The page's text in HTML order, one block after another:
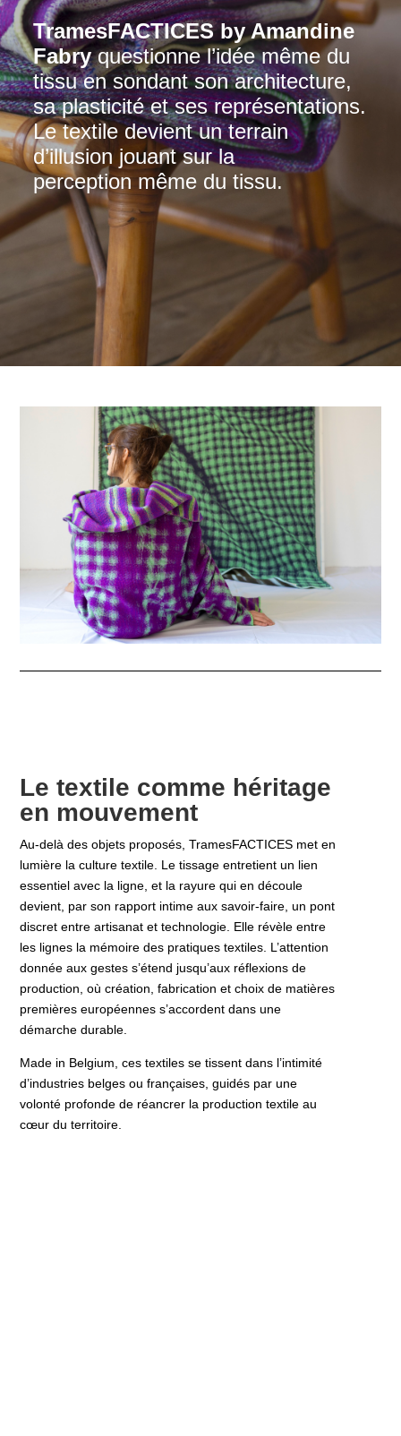
TramesFACTICES by Amandine
Fabryquestionne l’idée même du
tissu en sondant son architecture,
sa plasticité et ses représentations.
Le textile devient un terrain
d’illusion jouant sur la
perception même du tissu.
Le textile comme héritage
en mouvement
Au-delà des objets proposés, TramesFACTICES met en
lumière la culture textile. Le tissage entretient un lien
essentiel avec la ligne, et la rayure qui en découle
devient, par son rapport intime aux savoir-faire, un pont
discret entre artisanat et technologie. Elle révèle entre
les lignes la mémoire des pratiques textiles. L’attention
donnée aux gestes s’étend jusqu’aux réflexions de
production, où création, fabrication et choix de matières
premières européennes s’accordent dans une
démarche durable.
Made in Belgium, ces textiles se tissent dans l’intimité
d’industries belges ou françaises, guidés par une
volonté profonde de réancrer la production textile au
cœur du territoire.